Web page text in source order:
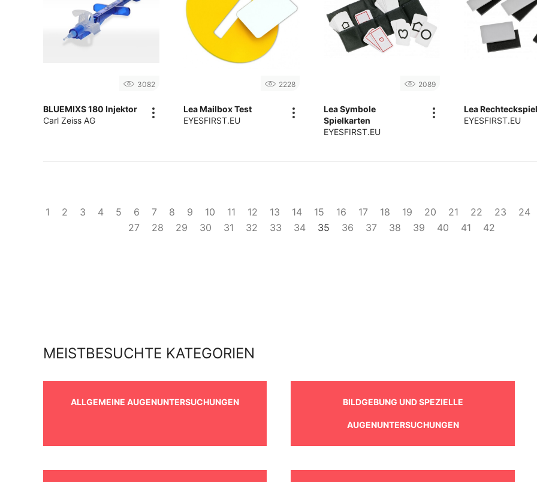
3082
BLUEMIXS 180 Injektor
Carl Zeiss AG
2228
Lea Mailbox Test
EYESFIRST.EU
2089
Lea Symbole
Spielkarten
EYESFIRST.EU
Lea
EYESFIRST.EU
1 2 3 4 5 6 7 8 9 10 11 12 13 14 15 16 17 18 19 20 21 22 23
24
27
28 29 30 31 32 33 34 35 36 37 38 39 40 41 42
MEISTBESUCHTE KATEGORIEN
ALLGEMEINE AUGENUNTERSUCHUNGEN BILDGEBUNG UND SPEZIELLE
AUGENUNTERSUCHUNGEN